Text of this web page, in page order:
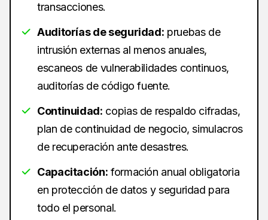
transacciones.
Auditorías de seguridad: pruebas de
intrusión externas al menos anuales,
escaneos de vulnerabilidades continuos,
auditorías de código fuente.
Continuidad: copias de respaldo cifradas,
plan de continuidad de negocio, simulacros
de recuperación ante desastres.
Capacitación: formación anual obligatoria
en protección de datos y seguridad para
todo el personal.